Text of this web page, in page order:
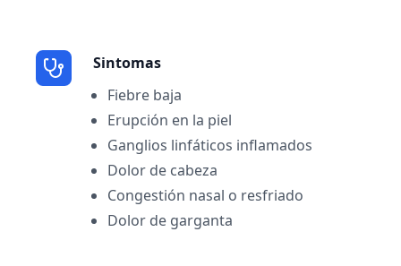
Sintomas
Fiebre baja
Erupción en la piel
Ganglios linfáticos inflamados
Dolor de cabeza
Congestión nasal o resfriado
Dolor de garganta